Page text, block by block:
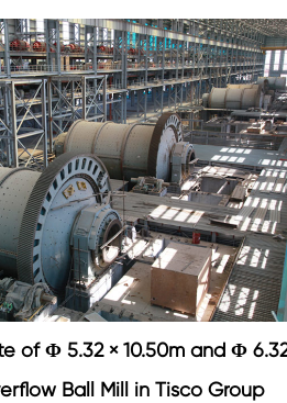
of Φ 5.32 × 10.50m and Φ
Ball Mill in Tisco Group